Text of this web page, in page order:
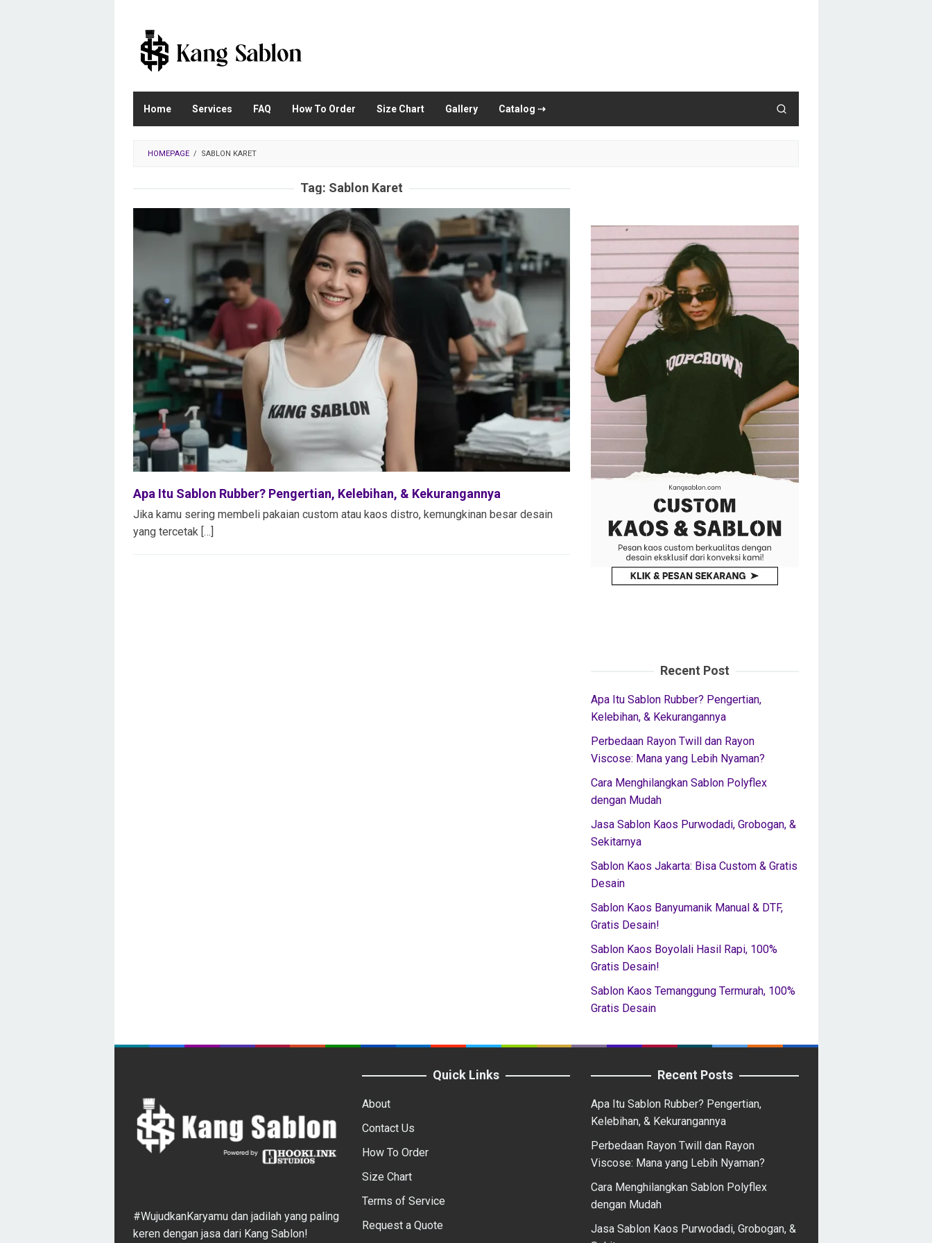
content
Home Services FAQ How To Order Size Chart Gallery Catalog ⇢
HOMEPAGE / SABLON KARET
Tag: Sablon Karet
Apa Itu Sablon Rubber? Pengertian, Kelebihan, & Kekurangannya
Jika kamu sering membeli pakaian custom atau kaos distro, kemungkinan besar desain
yang tercetak […]
Recent Post
Apa Itu Sablon Rubber? Pengertian,
Kelebihan, & Kekurangannya
Perbedaan Rayon Twill dan Rayon
Viscose: Mana yang Lebih Nyaman?
Cara Menghilangkan Sablon Polyflex
dengan Mudah
Jasa Sablon Kaos Purwodadi, Grobogan, &
Sekitarnya
Sablon Kaos Jakarta: Bisa Custom & Gratis
Desain
Sablon Kaos Banyumanik Manual & DTF,
Gratis Desain!
Sablon Kaos Boyolali Hasil Rapi, 100%
Gratis Desain!
Sablon Kaos Temanggung Termurah, 100%
Gratis Desain
#WujudkanKaryamu dan jadilah yang paling
keren dengan jasa dari Kang Sablon!
Quick Links
About
Contact Us
How To Order
Size Chart
Terms of Service
Request a Quote
Recent Posts
Apa Itu Sablon Rubber? Pengertian,
Kelebihan, & Kekurangannya
Perbedaan Rayon Twill dan Rayon
Viscose: Mana yang Lebih Nyaman?
Cara Menghilangkan Sablon Polyflex
dengan Mudah
Jasa Sablon Kaos Purwodadi, Grobogan, &